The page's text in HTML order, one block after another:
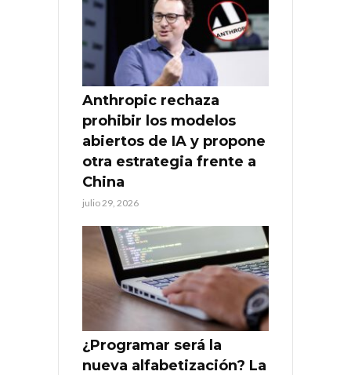
Anthropic rechaza
prohibir los modelos
abiertos de IA y propone
otra estrategia frente a
China
julio 29, 2026
¿Programar será la
nueva alfabetización? La